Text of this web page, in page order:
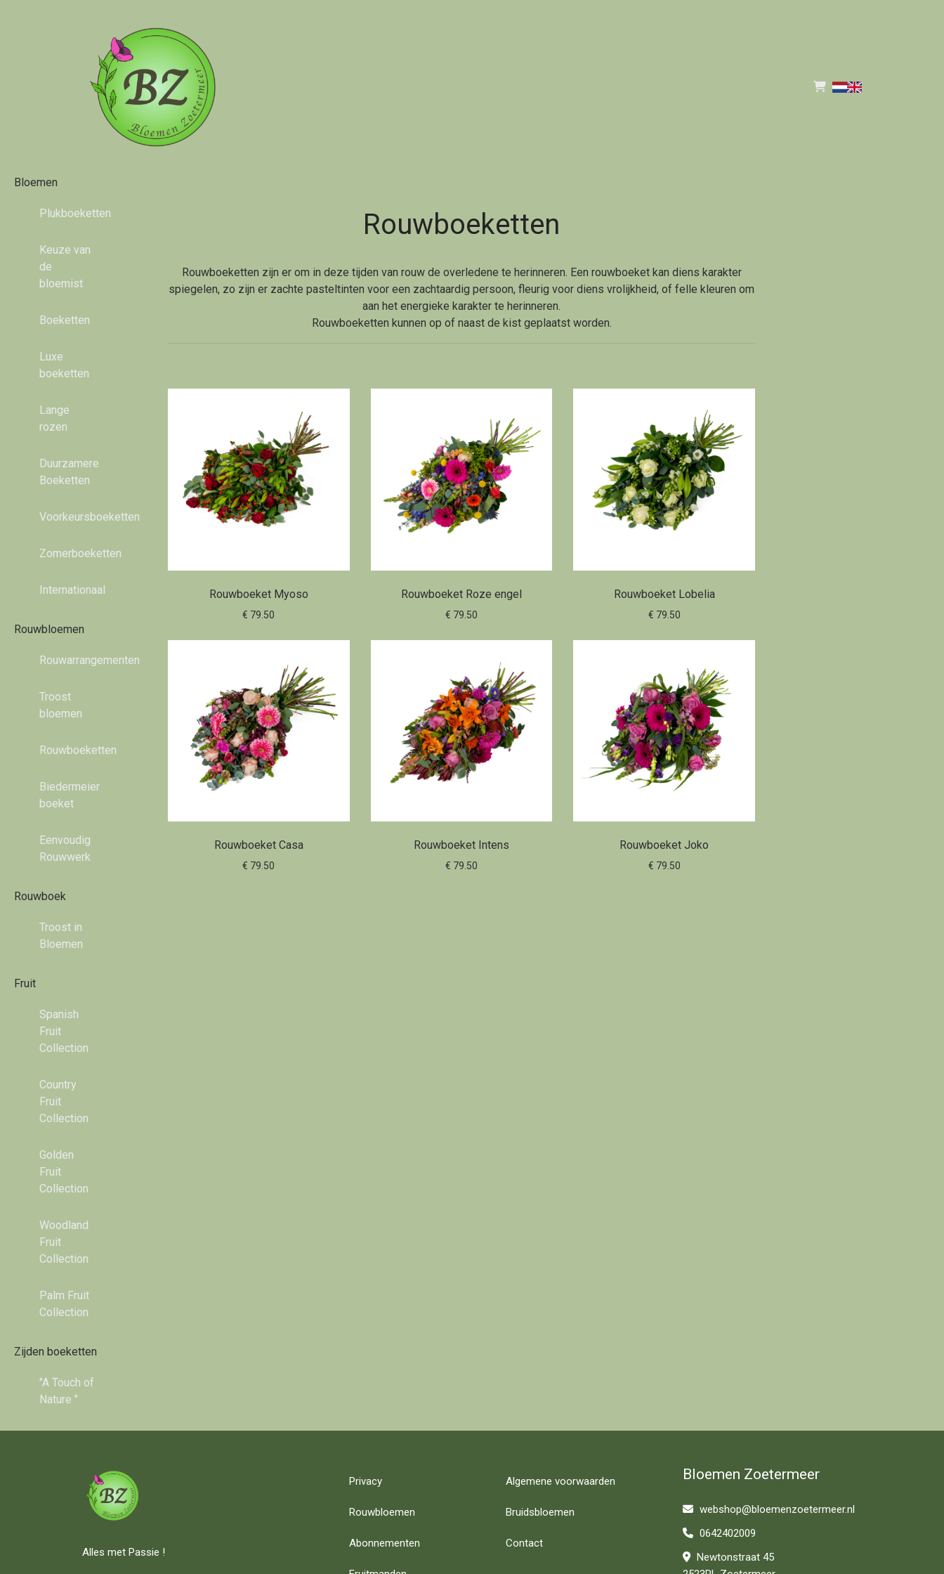
Bloemen
Plukboeketten
Keuze van
de
bloemist
Boeketten
Luxe
boeketten
Lange
rozen
Duurzamere
Boeketten
Voorkeursboeketten
Zomerboeketten
Internationaal
Rouwbloemen
Rouwarrangementen
Troost
bloemen
Rouwboeketten
Biedermeier
boeket
Eenvoudig
Rouwwerk
Rouwboek
Troost in
Bloemen
Fruit
Spanish
Fruit
Collection
Country
Fruit
Collection
Golden
Fruit
Collection
Woodland
Fruit
Collection
Palm Fruit
Collection
Zijden boeketten
"A Touch of
Nature "
Rouwboeketten
Rouwboeketten zijn er om in deze tijden van rouw de overledene te herinneren. Een rouwboeket kan diens karakter
spiegelen, zo zijn er zachte pasteltinten voor een zachtaardig persoon, fleurig voor diens vrolijkheid, of felle kleuren om
aan het energieke karakter te herinneren.
Rouwboeketten kunnen op of naast de kist geplaatst worden.
Rouwboeket Myoso
€ 79.50
Rouwboeket Roze engel
€ 79.50
Rouwboeket Lobelia
€ 79.50
Rouwboeket Casa
€ 79.50
Rouwboeket Intens
€ 79.50
Rouwboeket Joko
€ 79.50
Alles met Passie !
Privacy Algemene voorwaarden
Rouwbloemen Bruidsbloemen
Abonnementen Contact
Bloemen Zoetermeer
webshop@bloemenzoetermeer.nl
0642402009
Newtonstraat 45